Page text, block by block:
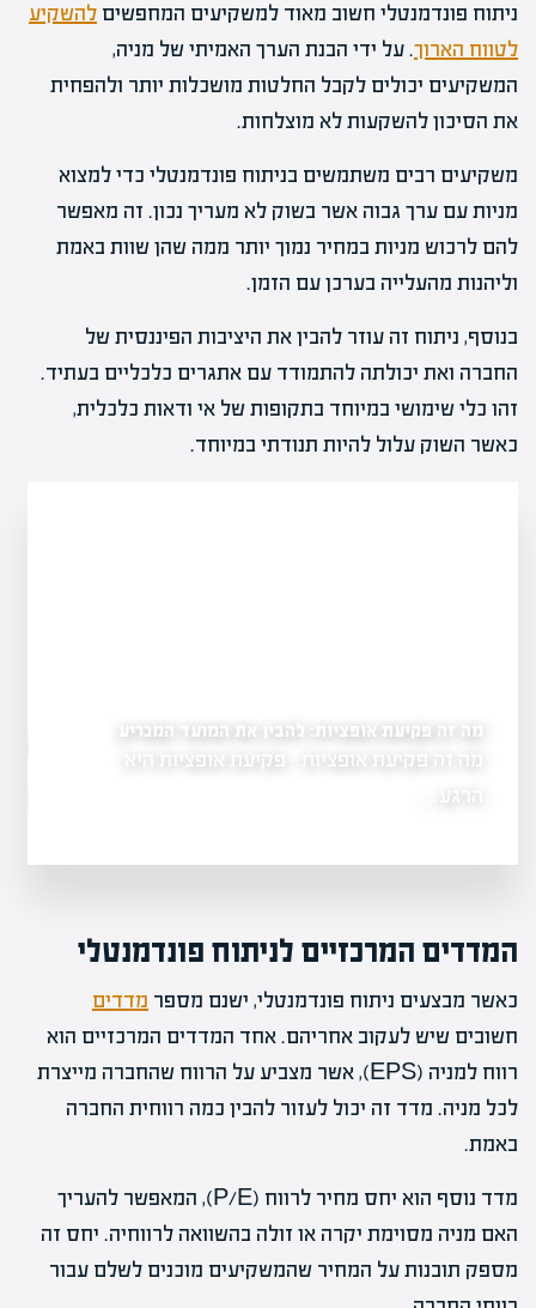
ניתוח פונדמנטלי חשוב מאוד למשקיעים המחפשים להשקיע
לטווח הארוך. על ידי הבנת הערך האמיתי של מניה,
המשקיעים יכולים לקבל החלטות מושכלות יותר ולהפחית
את הסיכון להשקעות לא מוצלחות.
משקיעים רבים משתמשים בניתוח פונדמנטלי כדי למצוא
מניות עם ערך גבוה אשר בשוק לא מעריך נכון. זה מאפשר
להם לרכוש מניות במחיר נמוך יותר ממה שהן שוות באמת
וליהנות מהעלייה בערכן עם הזמן.
בנוסף, ניתוח זה עוזר להבין את היציבות הפיננסית של
החברה ואת יכולתה להתמודד עם אתגרים כלכליים בעתיד.
זהו כלי שימושי במיוחד בתקופות של אי ודאות כלכלית,
כאשר השוק עלול להיות תנודתי במיוחד.
המהווה
מה זה פקיעת אופציות: להבין את המועד המכריע
מה זה פקיעת אופציות - פקיעת אופציות היא
מה זה אופציות בשוק
המדדים המרכזיים לניתוח פונדמנטלי
כאשר מבצעים ניתוח פונדמנטלי, ישנם מספר מדדים
חשובים שיש לעקוב אחריהם. אחד המדדים המרכזיים הוא
רווח למניה (EPS), אשר מצביע על הרווח שהחברה מייצרת
לכל מניה. מדד זה יכול לעזור להבין כמה רווחית החברה
באמת.
מדד נוסף הוא יחס מחיר לרווח (P/E), המאפשר להעריך
האם מניה מסוימת יקרה או זולה בהשוואה לרווחיה. יחס זה
מספק תובנות על המחיר שהמשקיעים מוכנים לשלם עבור